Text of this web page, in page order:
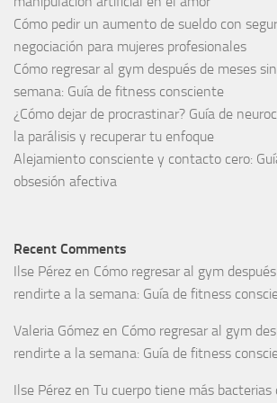
Cómo pedir un aumento de sueldo con
negociación para mujeres profesionales
Cómo regresar al gym después de meses
semana: Guía de fitness consciente
¿Cómo dejar de procrastinar? Guía de
la parálisis y recuperar tu enfoque
Alejamiento consciente y contacto cero:
obsesión afectiva
Recent Comments
Ilse Pérez en Cómo regresar al gym
rendirte a la semana: Guía de fitness
Valeria Gómez en Cómo regresar al gym
rendirte a la semana: Guía de fitness
Ilse Pérez en Tu cuerpo tiene más